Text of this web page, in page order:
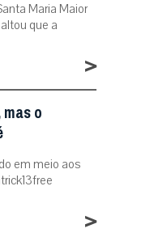
Maria Maior
que a
>
o
em meio aos
>